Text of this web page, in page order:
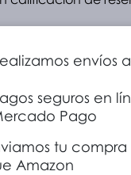
envíos
seguros en
Pago
tu
Amazon